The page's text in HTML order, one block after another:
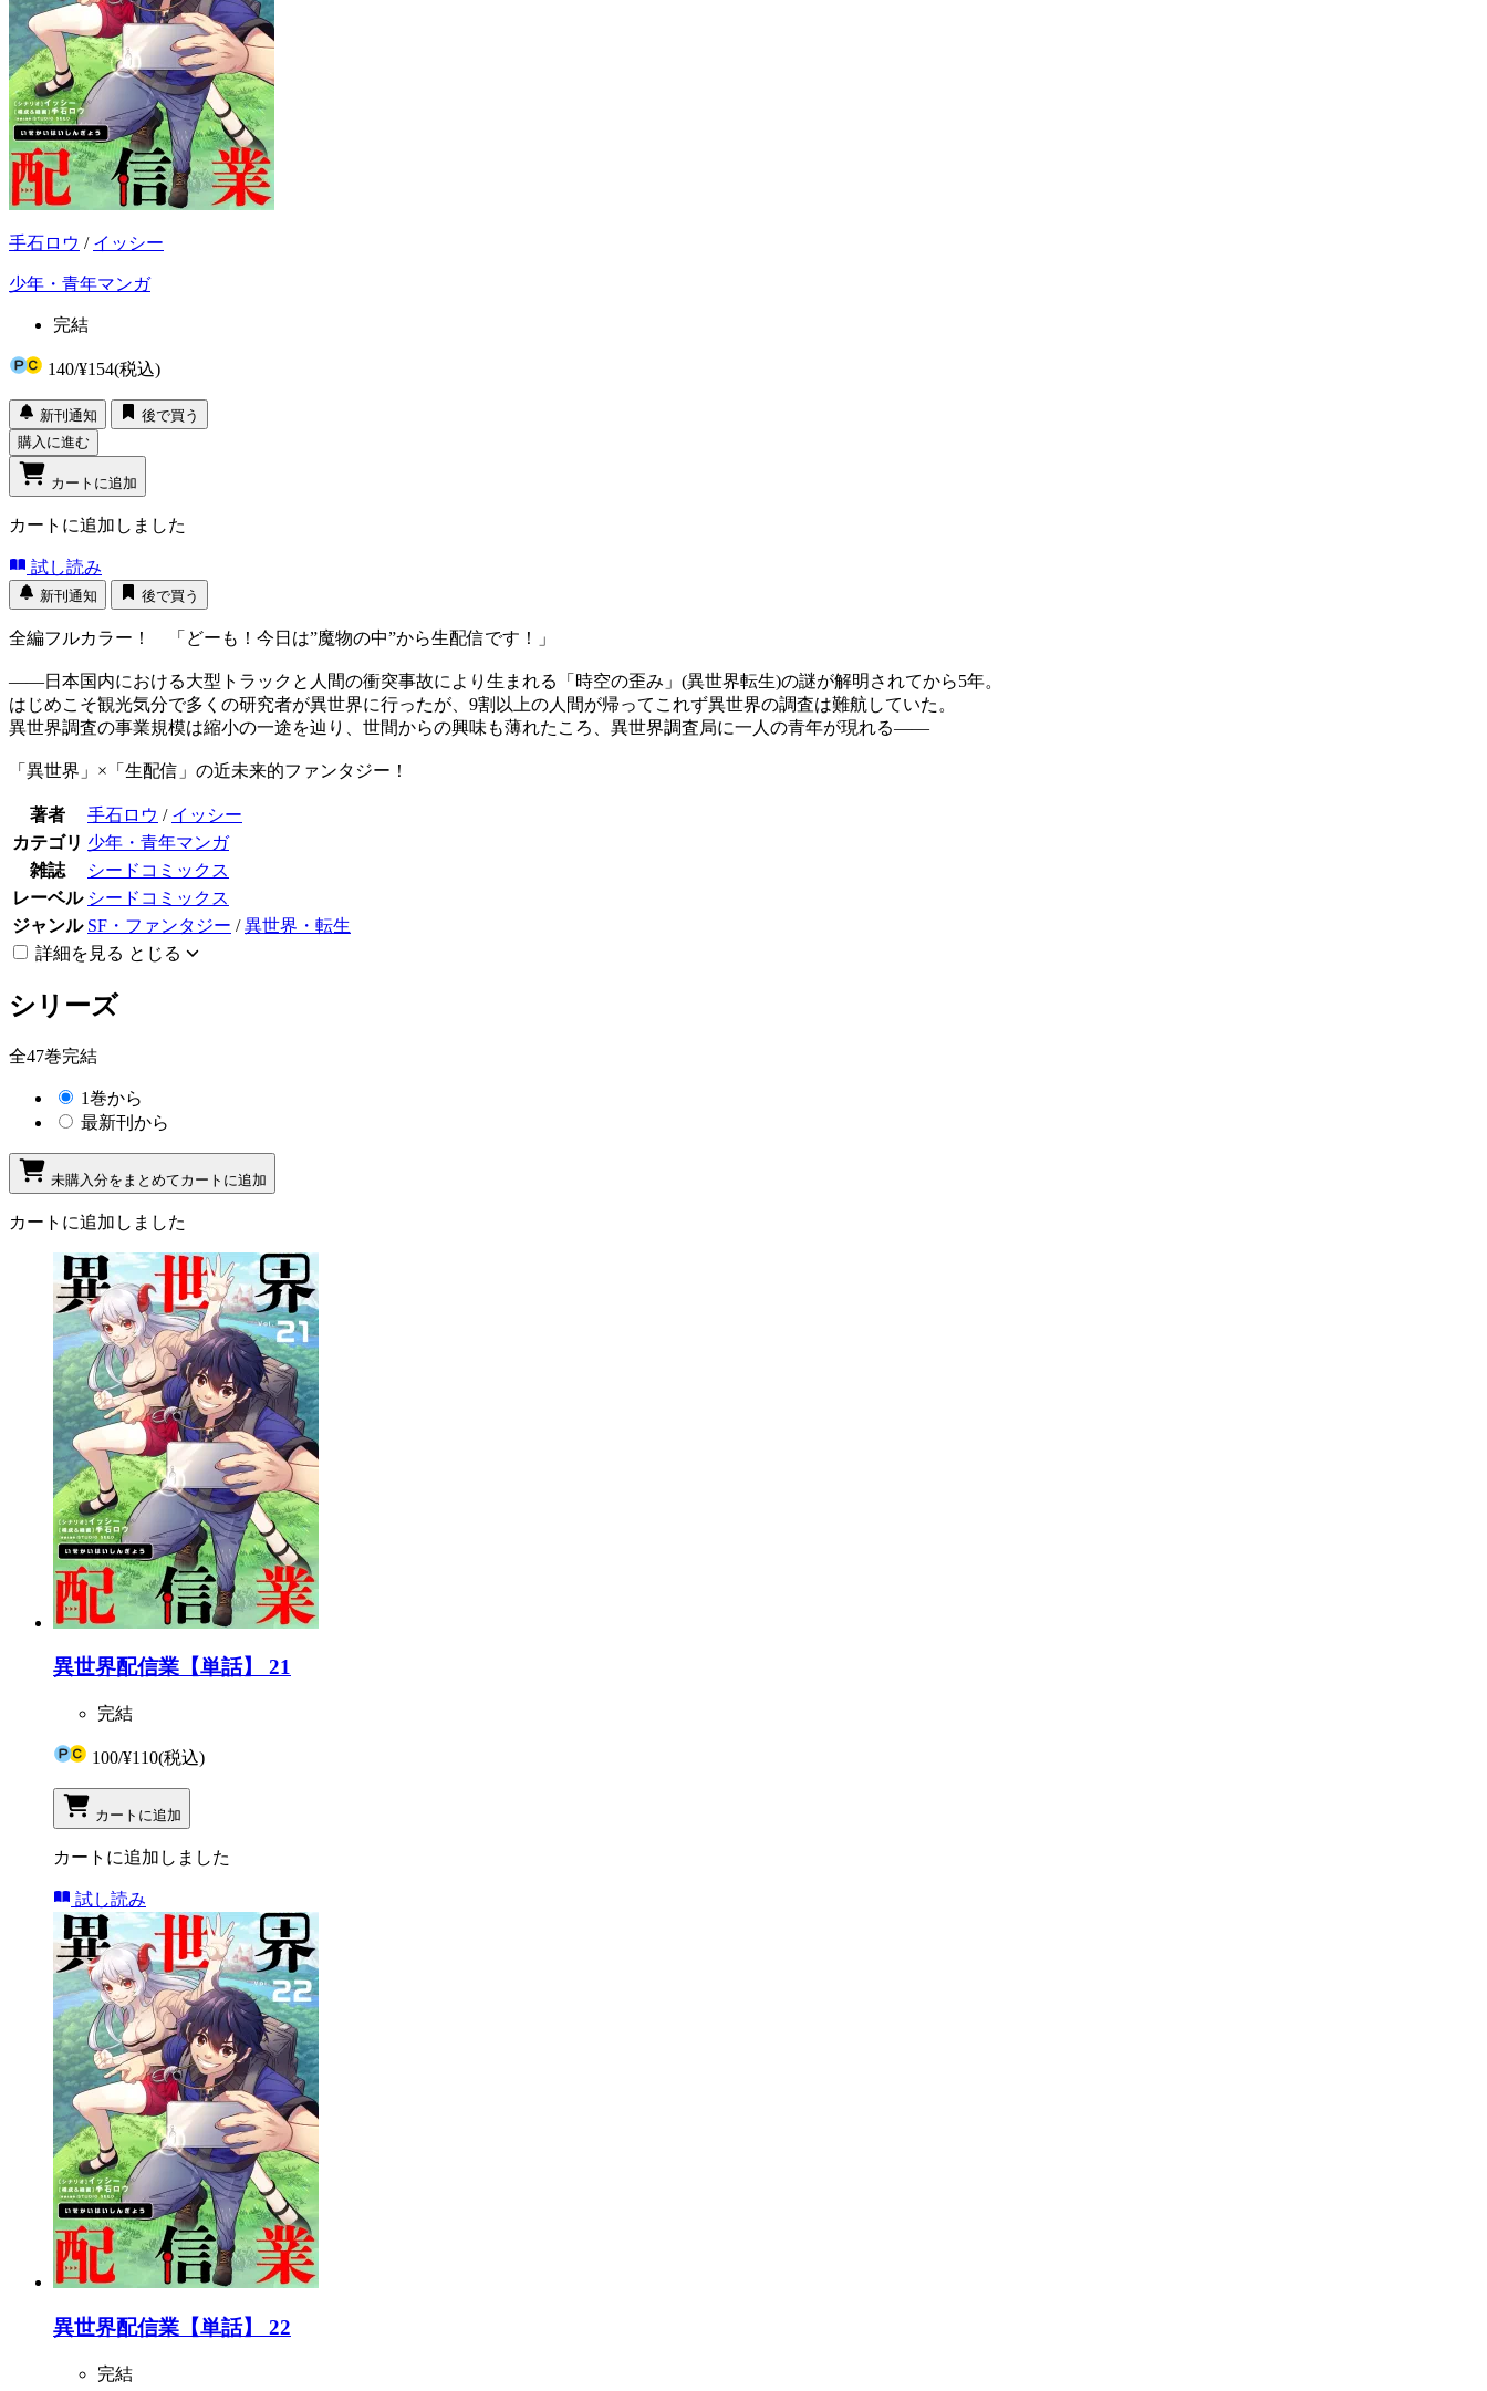
手石ロウ / イッシー
少年・青年マンガ
完結
140/¥154(税込)
新刊通知
後で買う
購入に進む
カートに追加
カートに追加しました
試し読み
新刊通知 後で買う
全編フルカラー！ 「どーも！今日は”魔物の中”から生配信です！」
――日本国内における大型トラックと人間の衝突事故により生まれる「時空の歪み」(異世界転生)の謎が解明されてから5年。
はじめこそ観光気分で多くの研究者が異世界に行ったが、9割以上の人間が帰ってこれず異世界の調査は難航していた。
異世界調査の事業規模は縮小の一途を辿り、世間からの興味も薄れたころ、異世界調査局に一人の青年が現れる――
「異世界」×「生配信」の近未来的ファンタジー！
著者 手石ロウ / イッシー
カテゴリ 少年・青年マンガ
雑誌
シードコミックス
レーベル シードコミックス
ジャンル SF・ファンタジー /異世界・転生
詳細を見る とじる
シリーズ
全47巻完結
1巻から
最新刊から
未購入分をまとめてカートに追加
カートに追加しました
異世界配信業【単話】 21
完結
100/¥110(税込)
カートに追加
カートに追加しました
試し読み
異世界配信業【単話】 22
完結